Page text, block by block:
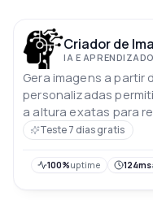
Criador de
IA E
Gera imagens a
personalizadas
a altura exatas para
criativos
Teste 7 dias gratis
100%uptime 124ms